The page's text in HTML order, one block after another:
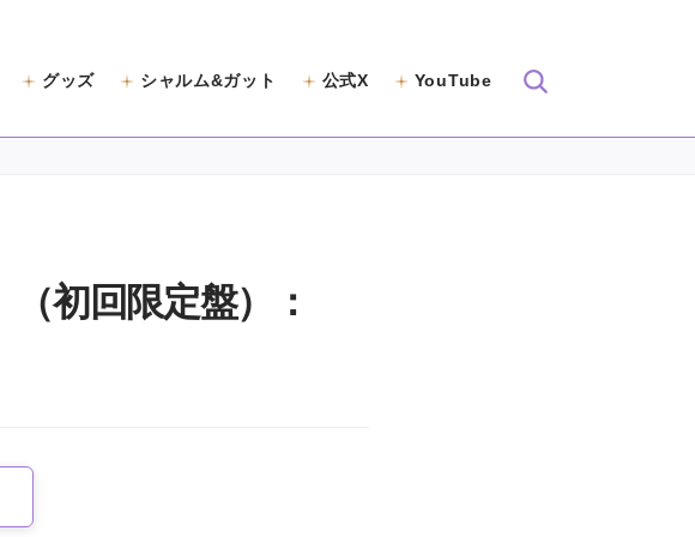
グッズ シャルム&ガット 公式X YouTube
初回限定盤）：